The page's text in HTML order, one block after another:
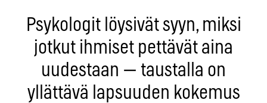
Psykologit löysivät syyn, miksi
jotkut ihmiset pettävät aina
uudestaan — taustalla on
yllättävä lapsuuden kokemus